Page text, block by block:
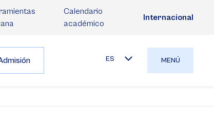
Calendario
académico
Internacional
ES MENÚ